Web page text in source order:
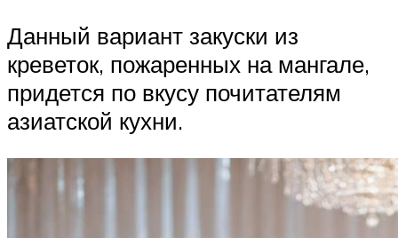
Данный вариант закуски из
креветок, пожаренных на мангале,
придется по вкусу почитателям
азиатской кухни.